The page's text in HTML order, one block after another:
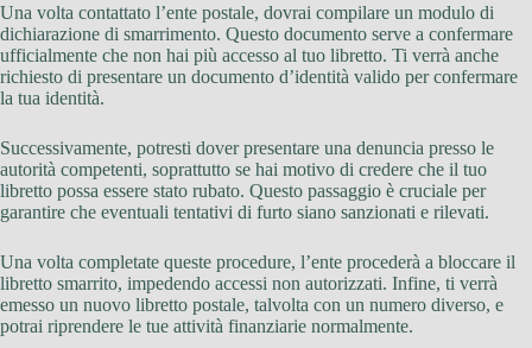
Una volta contattato l’ente postale, dovrai compilare un modulo di
dichiarazione di smarrimento. Questo documento serve a confermare
ufficialmente che non hai più accesso al tuo libretto. Ti verrà anche
richiesto di presentare un documento d’identità valido per confermare
la tua identità.
Successivamente, potresti dover presentare una denuncia presso le
autorità competenti, soprattutto se hai motivo di credere che il tuo
libretto possa essere stato rubato. Questo passaggio è cruciale per
garantire che eventuali tentativi di furto siano sanzionati e rilevati.
Una volta completate queste procedure, l’ente procederà a bloccare il
libretto smarrito, impedendo accessi non autorizzati. Infine, ti verrà
emesso un nuovo libretto postale, talvolta con un numero diverso, e
potrai riprendere le tue attività finanziarie normalmente.